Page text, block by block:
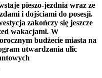
pieszo-jezdnia wraz ze
i dojściami do posesji.
zakończy się jeszcze
wakacjami. W
budżecie miasta na
utwardzania ulic